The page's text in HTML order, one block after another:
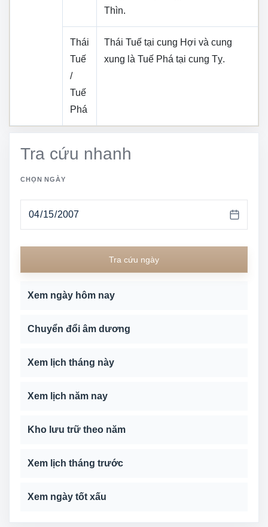
Thìn.
Thái
Tuế
/
Tuế
Phá
Thái Tuế tại cung Hợi và cung
xung là Tuế Phá tại cung Tỵ.
Tra cứu nhanh
CHỌN NGÀY
Tra cứu ngày
Xem ngày hôm nay
Chuyển đổi âm dương
Xem lịch tháng này
Xem lịch năm nay
Kho lưu trữ theo năm
Xem lịch tháng trước
Xem ngày tốt xấu